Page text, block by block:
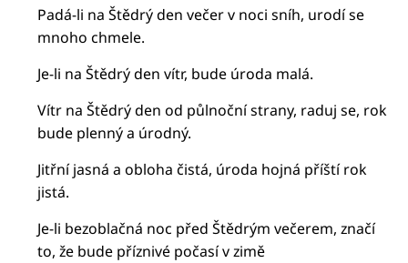
Padá-li na Štědrý den večer v noci sníh, urodí se
mnoho chmele.
Je-li na Štědrý den vítr, bude úroda malá.
Vítr na Štědrý den od půlnoční strany, raduj se, rok
bude plenný a úrodný.
Jitřní jasná a obloha čistá, úroda hojná příští rok
jistá.
Je-li bezoblačná noc před Štědrým večerem, značí
to, že bude příznivé počasí v zimě